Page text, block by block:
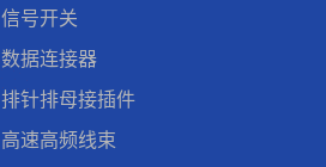
信号开关
数据连接器
排针排母接插件
高速高频线束